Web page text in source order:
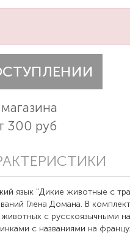
300 руб
язык "Дикие животные с
Глена Домана. В
с русскоязычными
с названиями на